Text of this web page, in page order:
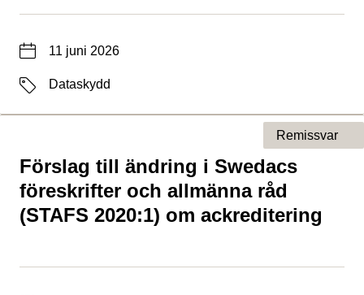
Datum11 juni 2026
EtiketterDataskydd
Förslag till ändring i Swedacs
föreskrifter och allmänna råd
(STAFS 2020:1) om ackreditering
Typ av sida
Remissvar